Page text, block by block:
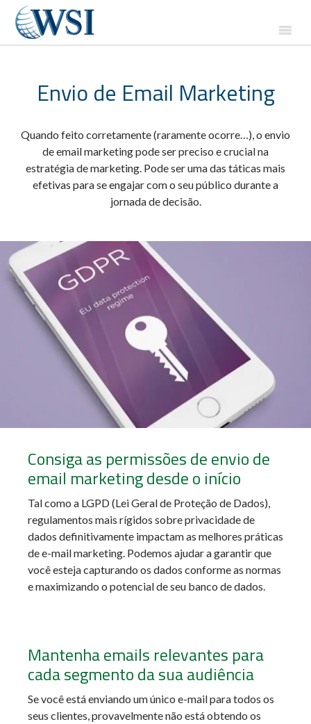
Envio de Email Marketing
Quando feito corretamente (raramente ocorre…), o envio
de email marketing pode ser preciso e crucial na
estratégia de marketing. Pode ser uma das táticas mais
efetivas para se engajar com o seu público durante a
jornada de decisão.
Consiga as permissões de envio de
email marketing desde o início
Tal como a LGPD (Lei Geral de Proteção de Dados),
regulamentos mais rígidos sobre privacidade de
dados definitivamente impactam as melhores práticas
de e-mail marketing. Podemos ajudar a garantir que
você esteja capturando os dados conforme as normas
e maximizando o potencial de seu banco de dados.
Mantenha emails relevantes para
cada segmento da sua audiência
Se você está enviando um único e-mail para todos os
seus clientes, provavelmente não está obtendo os